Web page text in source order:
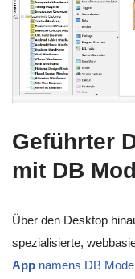
Geführter
mit DB
Über den Desktop
spezialisierte,
App namens DB